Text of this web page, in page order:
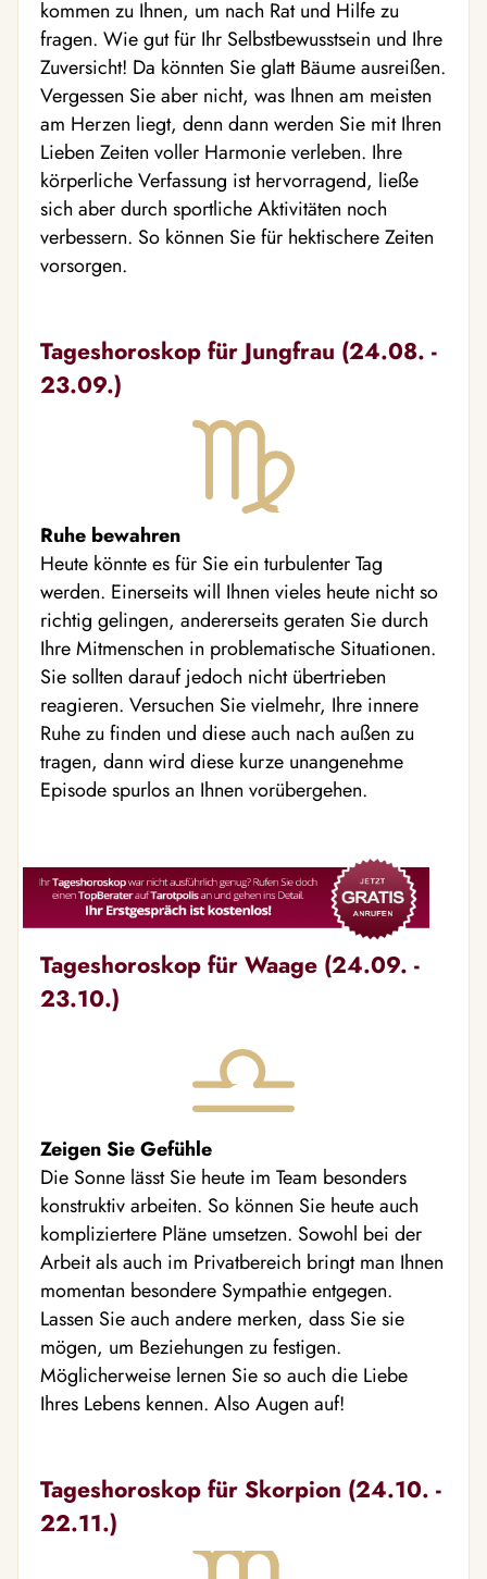
kommen zu Ihnen, um nach Rat und Hilfe zu
fragen. Wie gut für Ihr Selbstbewusstsein und Ihre
Zuversicht! Da könnten Sie glatt Bäume ausreißen.
Vergessen Sie aber nicht, was Ihnen am meisten
am Herzen liegt, denn dann werden Sie mit Ihren
Lieben Zeiten voller Harmonie verleben. Ihre
körperliche Verfassung ist hervorragend, ließe
sich aber durch sportliche Aktivitäten noch
verbessern. So können Sie für hektischere Zeiten
vorsorgen.
Tageshoroskop für Jungfrau (24.08. -
23.09.)
Ruhe bewahren
Heute könnte es für Sie ein turbulenter Tag
werden. Einerseits will Ihnen vieles heute nicht so
richtig gelingen, andererseits geraten Sie durch
Ihre Mitmenschen in problematische Situationen.
Sie sollten darauf jedoch nicht übertrieben
reagieren. Versuchen Sie vielmehr, Ihre innere
Ruhe zu finden und diese auch nach außen zu
tragen, dann wird diese kurze unangenehme
Episode spurlos an Ihnen vorübergehen.
Tageshoroskop für Waage (24.09. -
23.10.)
Zeigen Sie Gefühle
Die Sonne lässt Sie heute im Team besonders
konstruktiv arbeiten. So können Sie heute auch
kompliziertere Pläne umsetzen. Sowohl bei der
Arbeit als auch im Privatbereich bringt man Ihnen
momentan besondere Sympathie entgegen.
Lassen Sie auch andere merken, dass Sie sie
mögen, um Beziehungen zu festigen.
Möglicherweise lernen Sie so auch die Liebe
Ihres Lebens kennen. Also Augen auf!
Tageshoroskop für Skorpion (24.10. -
22.11.)